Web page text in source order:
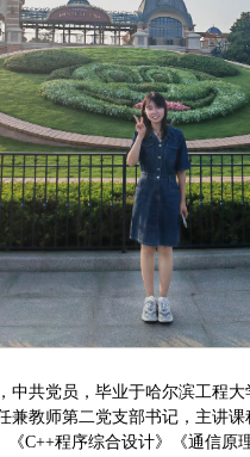
中共党员，毕业于哈尔滨工程大
兼教师第二党支部书记，主讲课
《C++程序综合设计》《通信原